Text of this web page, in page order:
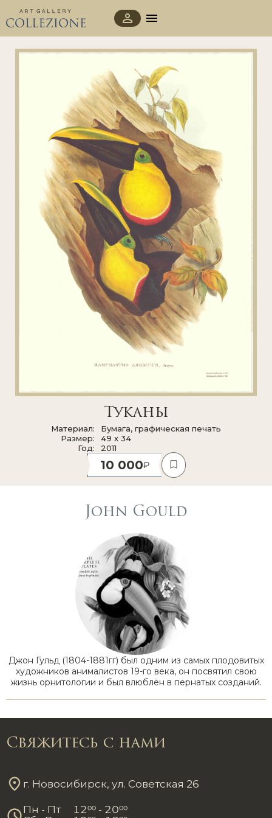
Туканы
Материал
Бумага, графическая печать
Размер
49 x 34
Год
2011
10 000
John Gould
Джон Гульд (1804-1881гг) был одним из самых плодовитых
художников анималистов 19-го века, он посвятил свою
жизнь орнитологии и был влюблён в пернатых созданий.
Свяжитесь с нами
г. Новосибирск, ул. Советская 26
Пн - Пт 1200 - 2000